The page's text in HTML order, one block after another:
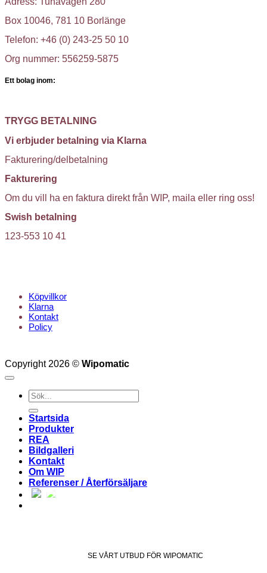
Box 10046, 781 10 Borlänge
Telefon: +46 (0) 243-25 50 10
Org nummer: 556259-5875
Ett bolag inom:
TRYGG BETALNING
Vi erbjuder betalning via Klarna
Fakturering/delbetalning
Fakturering
Om du vill ha en faktura direkt från WIP, maila eller ring oss!
Swish betalning
123-553 10 41
Köpvillkor
Klarna
Kontakt
Policy
Copyright 2026 © Wipomatic
Sök
efter:
Startsida
Produkter
REA
Bildgalleri
Kontakt
Om WIP
Referenser / Återförsäljare
SE VÅRT UTBUD FÖR WIPOMATIC